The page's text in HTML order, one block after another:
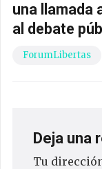
una llamada
al debate
ForumLibertas
Deja una
Tu